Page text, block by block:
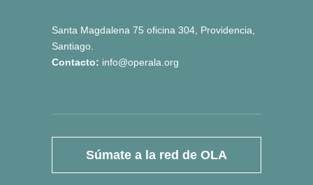
Santa Magdalena 75 oficina 304, Providencia,
Santiago.
Contacto: info@operala.org
Súmate a la red de OLA